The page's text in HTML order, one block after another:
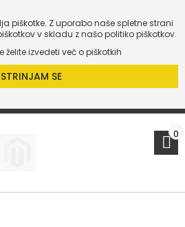
piškotke. Z uporabo naše spletne strani
v skladu z našo politiko piškotkov.
želite izvedeti več o piškotkih
STRINJAM SE
0